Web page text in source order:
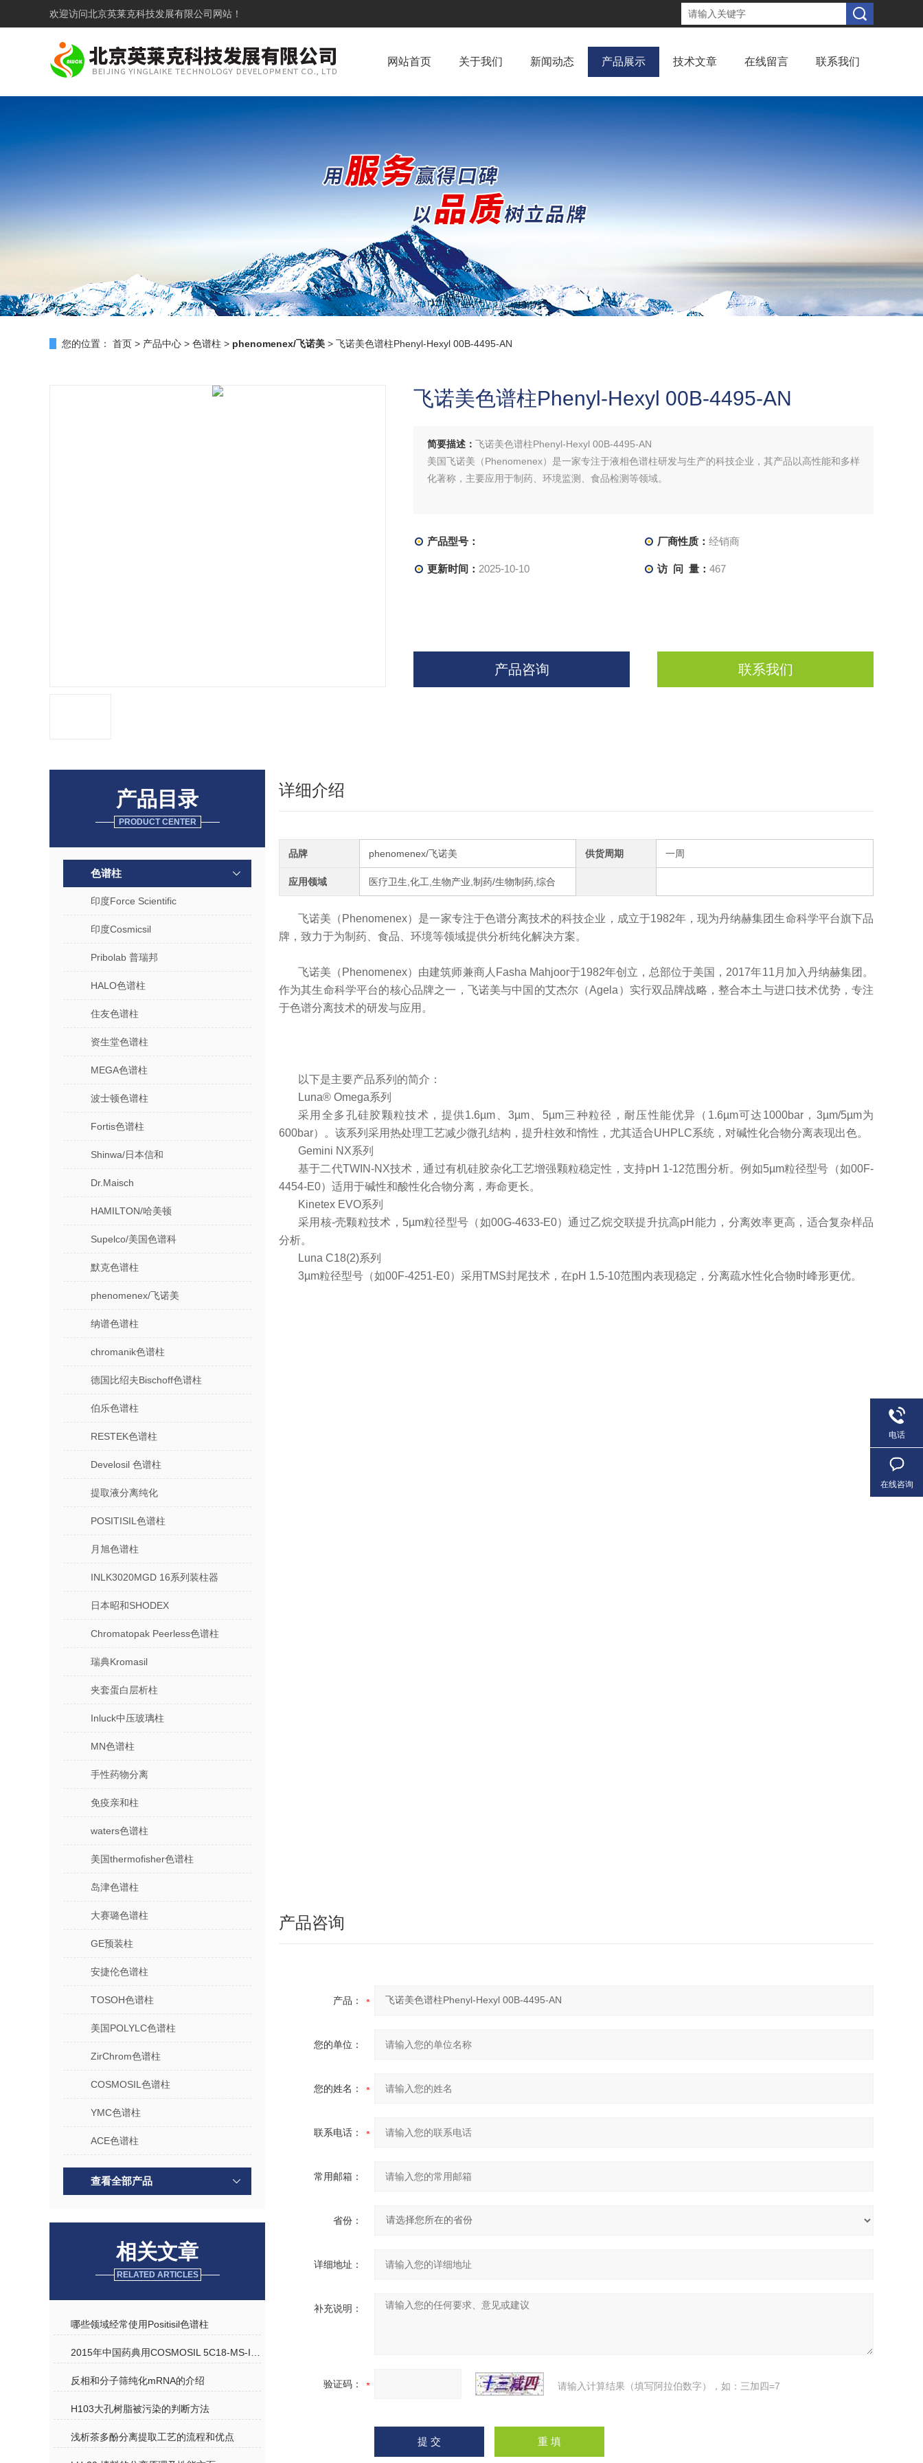
欢迎访问北京英莱克科技发展有限公司网站！
网站首页 关于我们 新闻动态 产品展示 技术文章 在线留言 联系我们
您的位置： 首页 > 产品中心 > 色谱柱 > phenomenex/飞诺美 > 飞诺美色谱柱Phenyl-Hexyl 00B-4495-AN
飞诺美色谱柱Phenyl-Hexyl 00B-4495-AN
简要描述： 飞诺美色谱柱Phenyl-Hexyl 00B-4495-AN
美国飞诺美（Phenomenex）是一家专注于液相色谱柱研发与生产的科技企业，其产品以高性能和多样
化著称，主要应用于制药、环境监测、食品检测等领域。
产品型号： 厂商性质： 经销商
更新时间： 2025-10-10 访 问 量： 467
产品咨询 联系我们
产品目录
PRODUCT CENTER
色谱柱
印度Force Scientific
印度Cosmicsil
Pribolab 普瑞邦
HALO色谱柱
住友色谱柱
资生堂色谱柱
MEGA色谱柱
波士顿色谱柱
Fortis色谱柱
Shinwa/日本信和
Dr.Maisch
HAMILTON/哈美顿
Supelco/美国色谱科
默克色谱柱
phenomenex/飞诺美
纳谱色谱柱
chromanik色谱柱
德国比绍夫Bischoff色谱柱
伯乐色谱柱
RESTEK色谱柱
Develosil 色谱柱
提取液分离纯化
POSITISIL色谱柱
月旭色谱柱
INLK3020MGD 16系列装柱器
日本昭和SHODEX
Chromatopak Peerless色谱柱
瑞典Kromasil
夹套蛋白层析柱
Inluck中压玻璃柱
MN色谱柱
手性药物分离
免疫亲和柱
waters色谱柱
美国thermofisher色谱柱
岛津色谱柱
大赛璐色谱柱
GE预装柱
安捷伦色谱柱
TOSOH色谱柱
美国POLYLC色谱柱
ZirChrom色谱柱
COSMOSIL色谱柱
YMC色谱柱
ACE色谱柱
查看全部产品
相关文章
RELATED ARTICLES
哪些领域经常使用Positisil色谱柱
反相和分子筛纯化mRNA的介绍
H103大孔树脂被污染的判断方法
浅析茶多酚分离提取工艺的流程和优点
详细介绍
品牌 phenomenex/飞诺美 供货周期 一周
应用领域 医疗卫生,化工,生物产业,制药/生物制药,综合
飞诺美（Phenomenex）是一家专注于色谱分离技术的科技企业，成立于1982年，现为丹纳赫集团生命科学平台旗下品
牌，致力于为制药、食品、环境等领域提供分析纯化解决方案。
飞诺美（Phenomenex）由建筑师兼商人Fasha Mahjoor于1982年创立，总部位于美国，2017年11月加入丹纳赫集团。
作为其生命科学平台的核心品牌之一，飞诺美与中国的艾杰尔（Agela）实行双品牌战略，整合本土与进口技术优势，专注
于色谱分离技术的研发与应用。
以下是主要产品系列的简介：
Luna® Omega系列
采用全多孔硅胶颗粒技术，提供1.6µm、3µm、5µm三种粒径，耐压性能优异（1.6µm可达1000bar，3µm/5µm为
600bar）。该系列采用热处理工艺减少微孔结构，提升柱效和惰性，尤其适合UHPLC系统，对碱性化合物分离表现出色。 ‌
Gemini NX系列
基于二代TWIN-NX技术，通过有机硅胶杂化工艺增强颗粒稳定性，支持pH 1-12范围分析。例如5µm粒径型号（如00F-
4454-E0）适用于碱性和酸性化合物分离，寿命更长。 ‌
Kinetex EVO系列
采用核-壳颗粒技术，5µm粒径型号（如00G-4633-E0）通过乙烷交联提升抗高pH能力，分离效率更高，适合复杂样品
分析。 ‌
Luna C18(2)系列
3µm粒径型号（如00F-4251-E0）采用TMS封尾技术，在pH 1.5-10范围内表现稳定，分离疏水性化合物时峰形更优。 ‌
产品咨询
产品：
您的单位：
您的姓名：
联系电话：
常用邮箱：
省份：
详细地址：
补充说明：
验证码： 请输入计算结果（填写阿拉伯数字），如：三加四=7
电话
在线咨询